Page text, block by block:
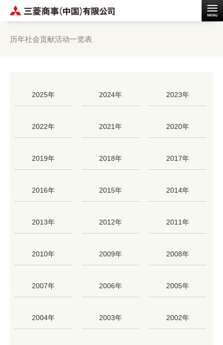
历年社会贡献活动一览表
2025年 2024年 2023年
2022年 2021年 2020年
2019年 2018年 2017年
2016年 2015年 2014年
2013年 2012年 2011年
2010年 2009年 2008年
2007年 2006年 2005年
2004年 2003年 2002年